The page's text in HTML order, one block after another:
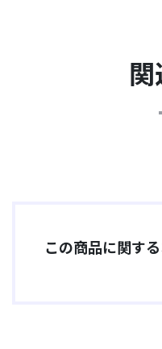
この商品に関す